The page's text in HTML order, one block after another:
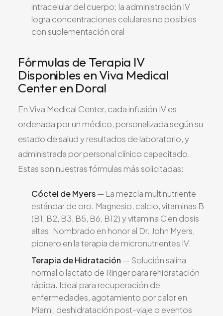
intracelular del cuerpo; la administración IV
logra concentraciones celulares no posibles
con suplementación oral
Fórmulas de Terapia IV
Disponibles en Viva Medical
Center en Doral
En Viva Medical Center, cada infusión IV es
ordenada por un médico, personalizada según su
estado de salud y resultados de laboratorio, y
administrada por personal clínico capacitado.
Estas son nuestras fórmulas más solicitadas:
Cóctel de Myers— La mezcla multinutriente
estándar de oro. Magnesio, calcio, vitaminas B
(B1, B2, B3, B5, B6, B12) y vitamina C en dosis
altas. Nombrado en honor al Dr. John Myers,
pionero en la terapia de micronutrientes IV.
Terapia de Hidratación — Solución salina
normal o lactato de Ringer para rehidratación
rápida. Ideal para recuperación de
enfermedades, agotamiento por calor en
Miami, deshidratación post-viaje o eventos